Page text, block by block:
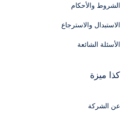
الشروط والأحكام
الاستبدال والاسترجاع
الأسئلة الشائعة
كذا ميزة
عن الشركة